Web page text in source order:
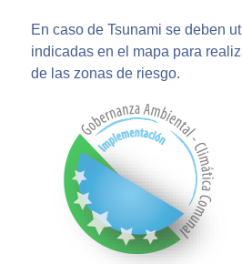
En caso de Tsunami se deben
indicadas en el mapa para
de las zonas de riesgo.